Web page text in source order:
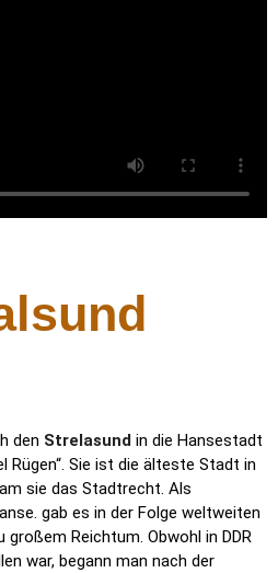
den Strelasund in die Hansestadt
Rügen“. Sie ist die älteste Stadt in
sie das Stadtrecht. Als
gab es in der Folge weltweiten
Reichtum. Obwohl in DDR
war, begann man nach der